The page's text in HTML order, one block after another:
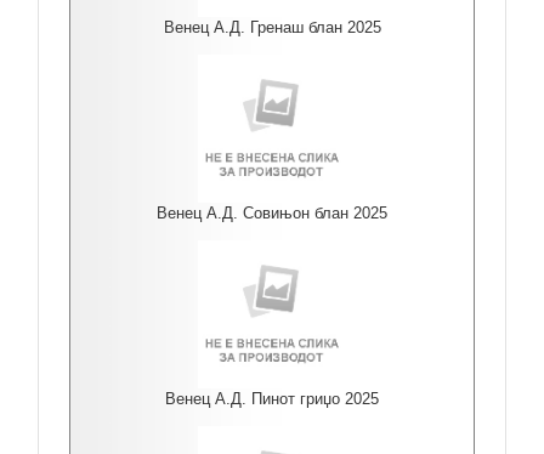
Венец А.Д. Гренаш блан 2025
Венец А.Д. Совињон блан 2025
Венец А.Д. Пинот гриџо 2025